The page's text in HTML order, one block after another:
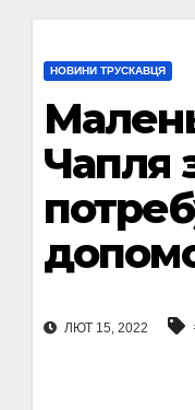
НОВИНИ ТРУСКАВЦЯ
Чапля
ЛЮТ 15, 2022